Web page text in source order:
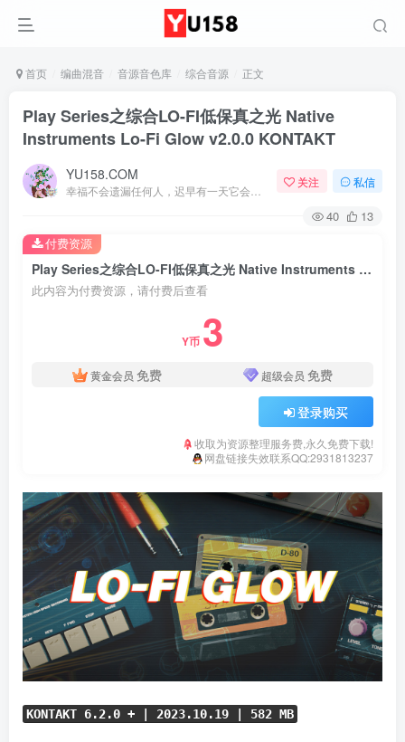
首页 编曲混音 音源音色库 综合音源 正文
Play Series之综合LO-FI低保真之光 Native
Instruments Lo-Fi Glow v2.0.0 KONTAKT
YU158.COM 关注 私信
40 13
Play Series之综合LO-FI低保真之光 Native Instruments Lo-Fi Glow v2.0.0 KONTAKT
此内容为付费资源，请付费后查看
Y币 3
黄金会员 免费 超级会员 免费
登录购买
收取为资源整理服务费,永久免费下载!
网盘链接失效联系QQ:2931813237
付费资源
KONTAKT 6.2.0 + | 2023.10.19 | 582 MB